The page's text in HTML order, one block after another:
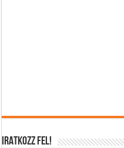
IRATKOZZ FEL!